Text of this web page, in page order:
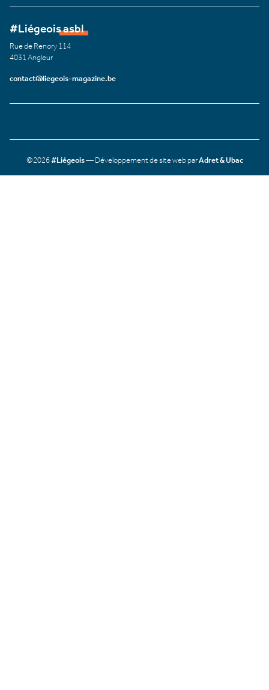
#Liégeois asbl
Rue de Renory 114
4031 Angleur
contact@liegeois-magazine.be
©2026#Liégeois— Développement de site web parAdret & Ubac